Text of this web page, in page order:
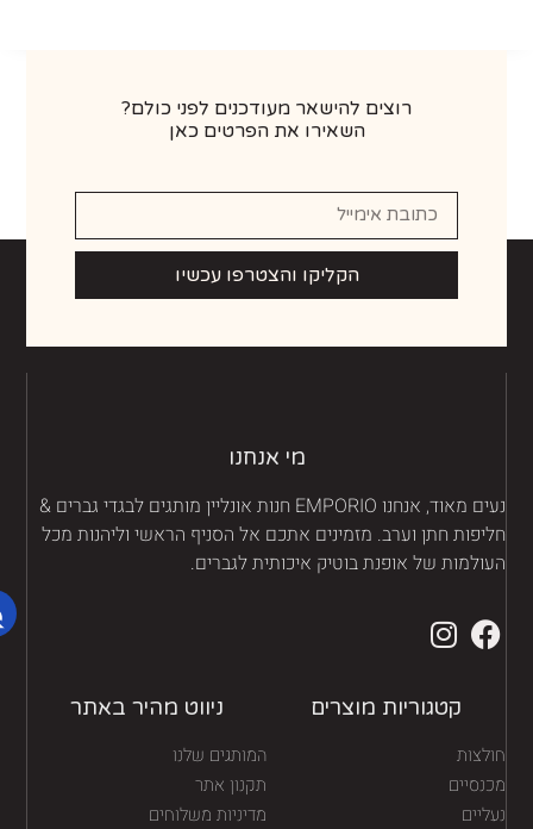
רוצים להישאר מעודכנים לפני כולם?
השאירו את הפרטים כאן
הקליקו והצטרפו עכשיו
מי אנחנו
נעים מאוד, אנחנו EMPORIO חנות אונליין מותגים לבגדי גברים &
חתן וערב. מזמינים אתכם אל הסניף הראשי וליהנות מכל
של אופנת בוטיק איכותית לגברים.
קטגוריות מוצרים
ניווט מהיר באתר
המותגים שלנו
תקנון אתר
מדיניות משלוחים